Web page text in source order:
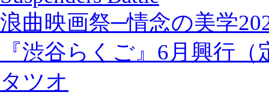
浪曲映画祭─情念の美学
『渋谷らくご』6月興行
タツオ